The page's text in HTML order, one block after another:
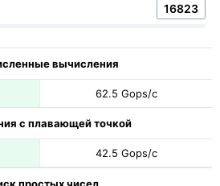
16823
вычисления
62.5 Gops/с
с плавающей точкой
42.5 Gops/с